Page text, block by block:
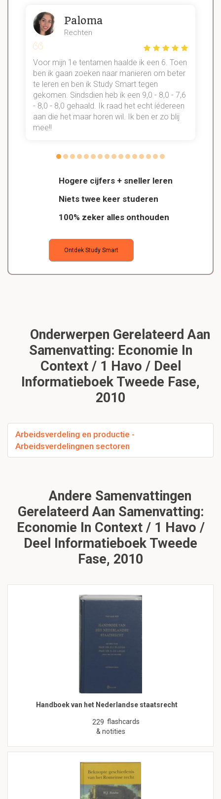
Hogere cijfers + sneller leren
Niets twee keer studeren
100% zeker alles onthouden
Ontdek Study Smart
Paloma
Rechten
Voor mijn 1e tentamen haalde ik een 6. Toen
ben ik gaan zoeken naar manieren om beter
te leren en ben ik Study Smart tegen
gekomen. Sindsdien heb ik een 9,0 - 8,0 - 7,6
- 8,0 - 8,0 gehaald. Ik raad het echt íédereen
aan die het maar horen wil. Ik ben er zo blij
mee!!
Onderwerpen Gerelateerd Aan
Samenvatting: Economie In
Context / 1 Havo / Deel
Informatieboek Tweede Fase,
2010
Arbeidsverdeling en productie -
Arbeidsverdelingnen sectoren
Andere Samenvattingen
Gerelateerd Aan Samenvatting:
Economie In Context / 1 Havo /
Deel Informatieboek Tweede
Fase, 2010
Handboek van het Nederlandse staatsrecht
229 flashcards
& notities